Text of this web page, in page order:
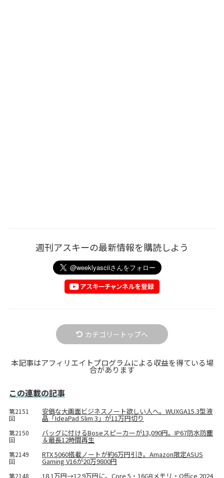
週刊アスキーの最新情報を購読しよう
カテゴリートップへ
本記事はアフィリエイトプログラムによる収益を得ている場
合があります
この連載の記事
第2151
回
安価な大画面ビジネスノート欲しい人へ。WUXGA15.3型液
晶「IdeaPad Slim 3」が11万円切り
第2150
回
バッグに付けるBoseスピーカーが13,090円。IP67防水防塵
＆最長12時間再生
第2149
回
RTX 5060搭載ノートが約6万円引き。Amazon限定ASUS
Gaming V16が20万9800円
第2148 18.1万円→12.9万円に。Core 5・16GBメモリ・Office 2024